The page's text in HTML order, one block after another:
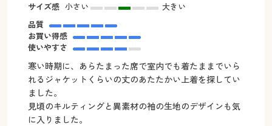
サイズ感 小さい
大きい
品質
お買い得感
使いやすさ
寒い時期に、あらたまった席で室内でも着たままでいら
れるジャケットくらいの丈のあたたかい上着を探してい
ました。
見頃のキルティングと異素材の袖の生地のデザインも気
に入りました。